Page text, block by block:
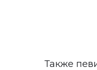
Также